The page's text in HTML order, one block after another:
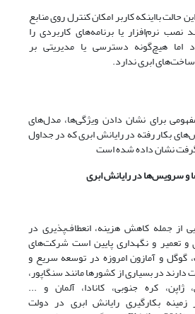
حالت بااینکه کاربر امکان کنترل روی منابع
نصب نرم‌افزار یا برنامه‌های کاربردی را
اما هیچ‌گونه دسترسی یا مدیریتی بر
ابری ندارد.
مفهومی برای نشان دادن ویژگی‌ها، مدل‌های
بکار رفته در رایانش ابری که در جداول
نشان داده شده است
از جمله کاهش هزینه، انعطاف‌پذیری در
و تعمیر و نگهداری پایین است شرکت‌های
گوگل و آمازون امروزه در توسعه سریع و
در بسیاری از کشورها مانند سنگاپور،
ژاپن، کره جنوبی، کانادا، آلمان و ...
زمینه بکارگیری رایانش ابری در دولت